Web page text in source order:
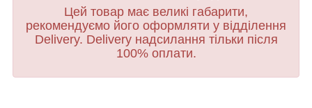
Цей товар має великі габарити,
рекомендуємо його оформляти у відділення
Delivery. Delivery надсилання тільки після
100% оплати.